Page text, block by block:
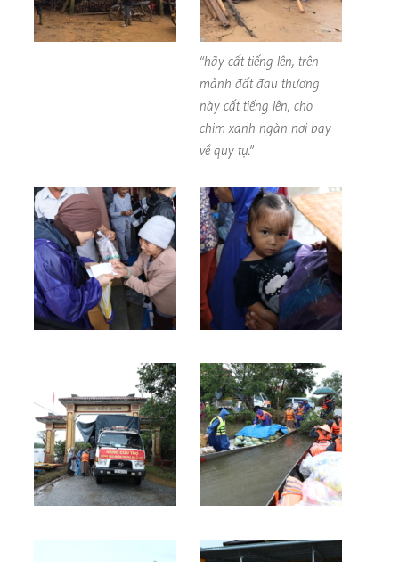
“hãy cất tiếng lên, trên
mảnh đất đau thương
này cất tiếng lên, cho
chim xanh ngàn nơi bay
về quy tụ.”